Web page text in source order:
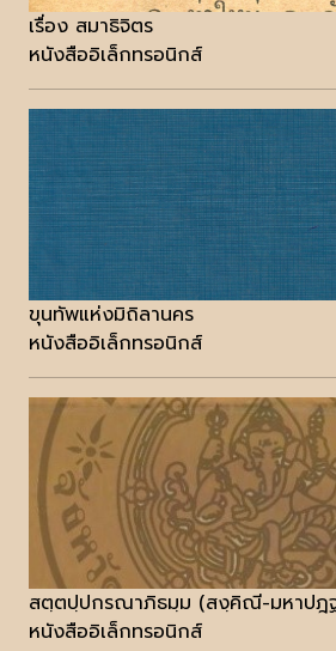
เรื่อง สมาธิจิตร
หนังสืออิเล็กทรอนิกส์
ขุนทัพแห่งมิถิลานคร
หนังสืออิเล็กทรอนิกส์
สตฺตปฺปกรณาภิธมฺม (สงฺคิณี-มหาปฎ
หนังสืออิเล็กทรอนิกส์